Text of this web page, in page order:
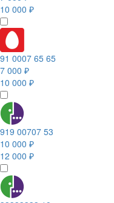
10 000 ₽
91 0007 65 65
7 000 ₽
10 000 ₽
919 00707 53
10 000 ₽
12 000 ₽